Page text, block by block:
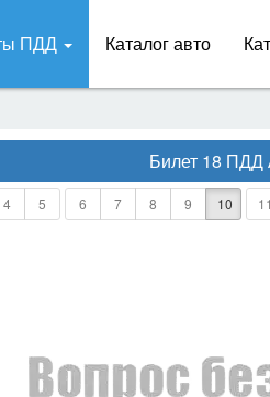
ПДД Каталог авто
Билет 18
4 5 6 7 8 9 10 11